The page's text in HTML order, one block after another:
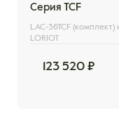
Серия TCF
LAC-36TCF
LORIOT
123 520 ₽